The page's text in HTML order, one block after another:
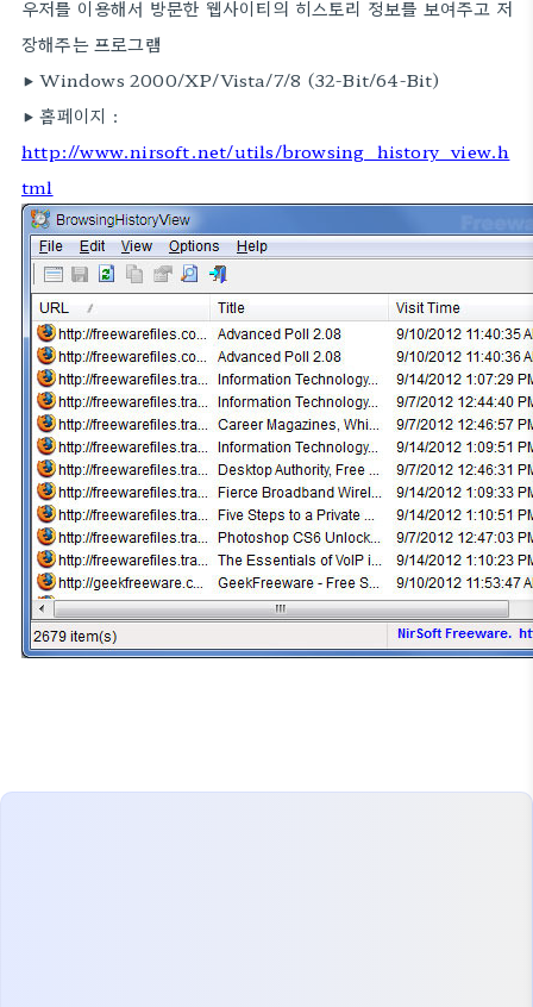
우저를 이용해서 방문한 웹사이티의 히스토리 정보를 보여주고 저
장해주는 프로그램
▶ Windows 2000/XP/Vista/7/8 (32-Bit/64-Bit)
▶ 홈페이지 :
http://www.nirsoft.net/utils/browsing_history_view.h
tml